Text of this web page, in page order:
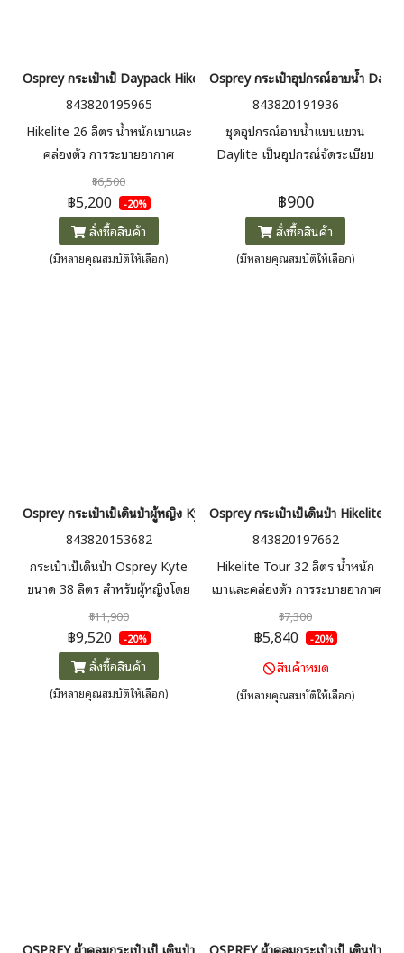
Osprey กระเป๋าเป้ Daypack Hikelite 26
843820195965
Hikelite 26 ลิตร น้ำหนักเบาและ
คล่องตัว การระบายอากาศ
AirSpeed™ สำหรับ one day
trip ที่ต้องการพกสัมภาระ ระบบ
หลังแบบตาข่ายซึ่งซัพพอร์ตน้ำ
หนักและระบายอากศได้ดี
฿6,500
฿5,200 -20%
สั่งซื้อสินค้า
(มีหลายคุณสมบัติให้เลือก)
Osprey กระเป๋าอุปกรณ์อาบน้ำ
843820191936
ชุดอุปกรณ์อาบน้ำแบบแขวน
Daylite เป็นอุปกรณ์จัดระเบียบ
เครื่องใช้ในห้องน้ำและสิ่งของ
จำเป็นในการเดินทาง โดยมีช่องซิป
ที่ช่วยให้สิ่งของจำเป็นในการเดิน
ทางของคุณแยกออกจากกันและ
฿900
สั่งซื้อสินค้า
(มีหลายคุณสมบัติให้เลือก)
Osprey กระเป๋าเป้เดินป่าผู้หญิง Kyte 38 for Women
843820153682
กระเป๋าเป้เดินป่า Osprey Kyte
ขนาด 38 ลิตร สำหรับผู้หญิงโดย
เฉพาะ แผงด้านหลัง AirScape มี
ความยาวลำตัวที่ปรับได้ ใช้ง่าย น้ำ
หนักเบา ปกป้องหลัง มี Rain
Cover มาให้ในตัว
฿11,900
฿9,520 -20%
สั่งซื้อสินค้า
(มีหลายคุณสมบัติให้เลือก)
Osprey กระเป๋าเป้เดินป่า Hikelite
843820197662
Hikelite Tour 32 ลิตร น้ำหนัก
เบาและคล่องตัว การระบายอากาศ
AirSpeed™ สำหรับ one day
trip ที่ต้องการพกสัมภาระ ระบบ
หลังแบบตาข่าย มาพร้อมเข็มขัด
คาดสะโพกบุนวม เพิ่มช่องใส่ของ
บริเวณสายคาดเอว
฿7,300
฿5,840 -20%
สินค้าหมด
(มีหลายคุณสมบัติให้เลือก)